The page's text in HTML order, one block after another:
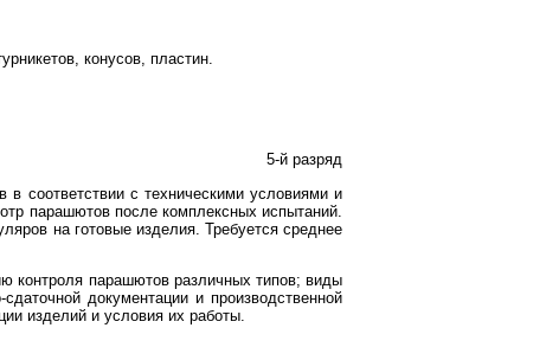
конусов, пластин.
5-й разряд
в соответствии с техническими условиями и
парашютов после комплексных испытаний.
на готовые изделия. Требуется среднее
контроля парашютов различных типов; виды
документации и производственной
изделий и условия их работы.